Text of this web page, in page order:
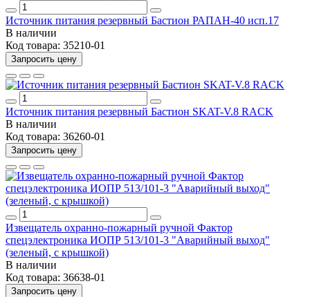
Источник питания резервный Бастион РАПАН-40 исп.17
В наличии
Код товара: 35210-01
Запросить цену
Источник питания резервный Бастион SKAT-V.8 RACK
В наличии
Код товара: 36260-01
Запросить цену
Извещатель охранно-пожарный ручной Фактор
спецэлектроника ИОПР 513/101-3 "Аварийный выход"
(зеленый, с крышкой)
В наличии
Код товара: 36638-01
Запросить цену